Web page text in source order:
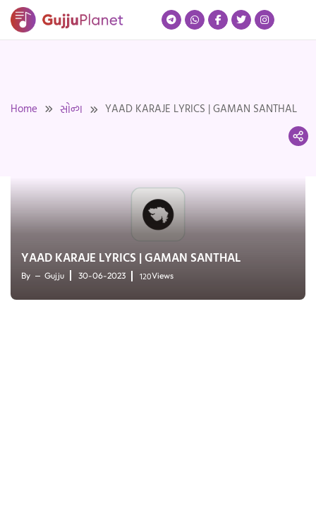
Skip
Home સોન્ગ YAAD KARAJE LYRICS | GAMAN SANTHAL
YAAD KARAJE LYRICS | GAMAN SANTHAL
By Gujju 30-06-2023 120Views